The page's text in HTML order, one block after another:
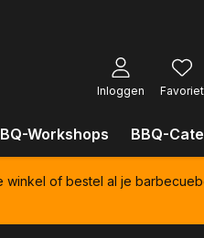
Inloggen Favoriet
Workshops BBQ-
winkel of bestel al je